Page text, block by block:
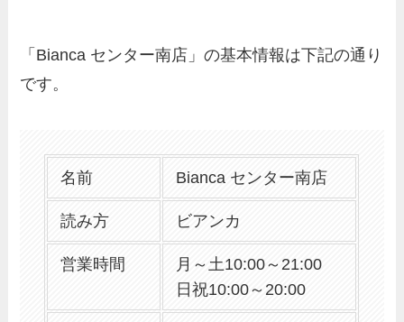
「Bianca センター南店」の基本情報は下記の通り
です。
名前 Bianca センター南店
読み方 ビアンカ
営業時間
月～土10:00～21:00
日祝10:00～20:00